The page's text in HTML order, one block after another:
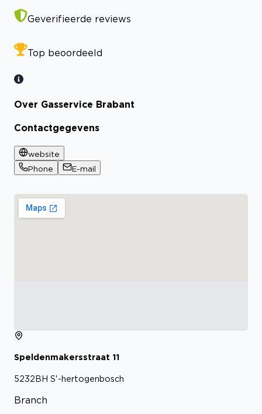
Geverifieerde reviews
Top beoordeeld
Over Gasservice Brabant
Contactgegevens
website
Phone
E-mail
Speldenmakersstraat 11
5232BH S'-hertogenbosch
Branch